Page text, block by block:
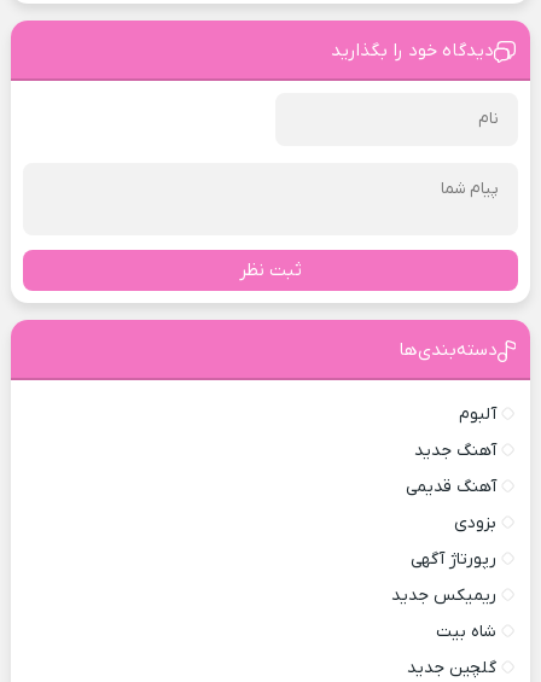
دیدگاه خود را بگذارید
ثبت نظر
دسته‌بندی‌ها
آلبوم
آهنگ جدید
آهنگ قدیمی
بزودی
رپورتاژ آگهی
ریمیکس جدید
شاه بیت
گلچین جدید